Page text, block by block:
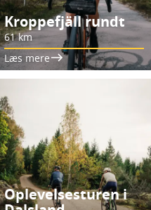
Kroppefjäll rundt
61 km
Læs mere
Oplevelsesturen i